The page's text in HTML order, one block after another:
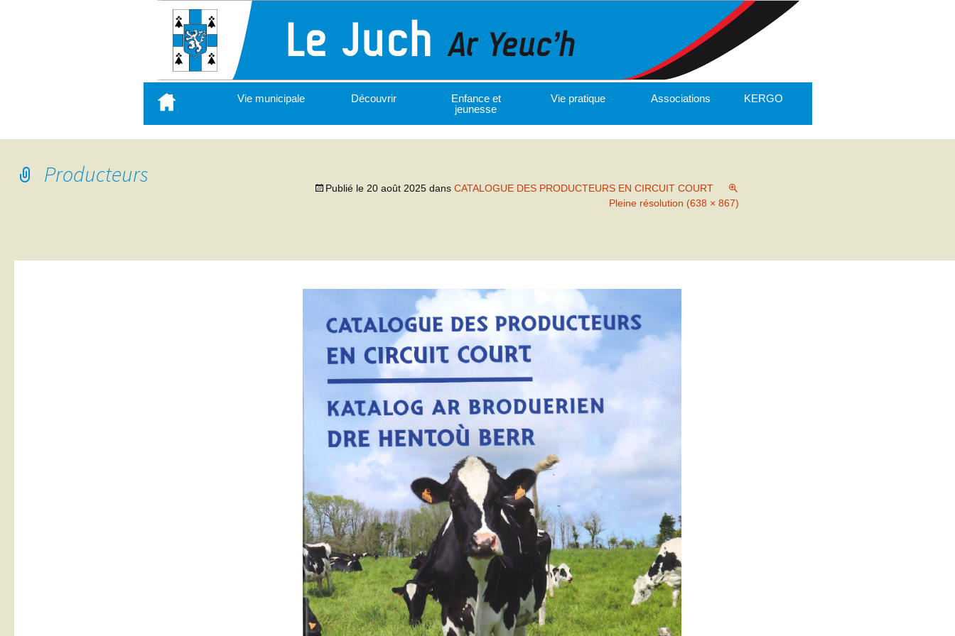
contenu
principal
Vie municipale Découvrir
Enfance et
jeunesse
Vie pratique Associations KERGO
Producteurs
Publié le 20 août 2025 dans CATALOGUE DES PRODUCTEURS EN CIRCUIT COURT
Pleine résolution (638 × 867)